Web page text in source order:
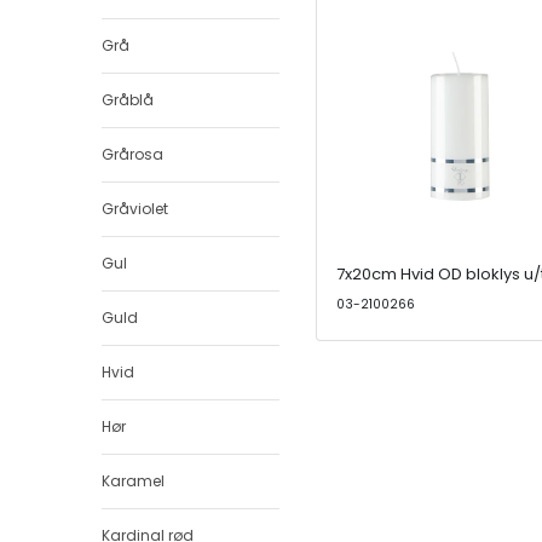
Grå
Gråblå
Grårosa
Gråviolet
Gul
Guld
Hvid
Hør
Karamel
Kardinal rød
7x20cm Hvid OD bloklys
03-2100266